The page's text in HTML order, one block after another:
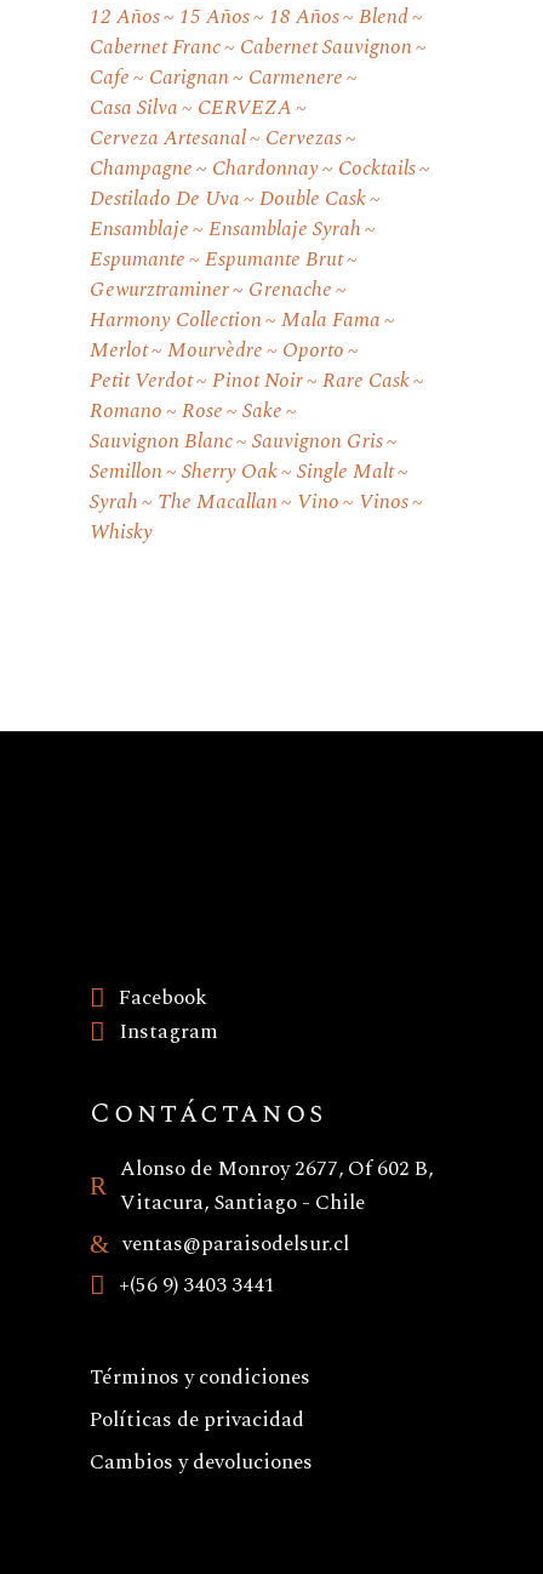
12 Años 15 Años 18 Años
Blend
Cabernet Franc
Cabernet Sauvignon
Cafe
Carignan
Carmenere
Casa Silva
CERVEZA
Cerveza Artesanal
Cervezas
Champagne
Chardonnay
Cocktails
Destilado De Uva
Double Cask
Ensamblaje
Ensamblaje Syrah
Espumante
Espumante Brut
Gewurztraminer
Grenache
Harmony Collection
Mala Fama
Merlot
Mourvèdre
Oporto
Petit Verdot
Pinot Noir
Rare Cask
Romano
Rose
Sake
Sauvignon Blanc
Sauvignon Gris
Semillon
Sherry Oak
Single Malt
Syrah
The Macallan Vino
Vinos
Whisky
Facebook
Instagram
Contáctanos
Alonso de Monroy 2677, Of 602 B,
Vitacura, Santiago - Chile
ventas@paraisodelsur.cl
+(56 9) 3403 3441
Términos y condiciones
Políticas de privacidad
Cambios y devoluciones